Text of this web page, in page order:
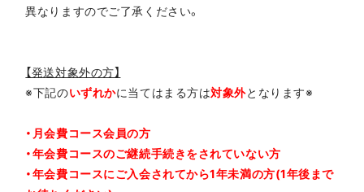
異なりますのでご了承ください。
【発送対象外の方】
※下記のいずれかに当てはまる方は対象外となります※
・月会費コース会員の方
・年会費コースのご継続手続きをされていない方
・年会費コースにご入会されてから1年未満の方(1年後まで